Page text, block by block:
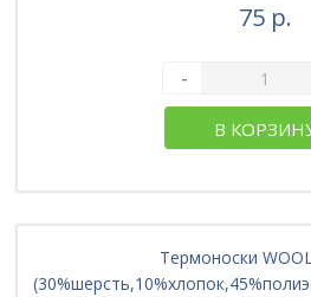
75 р.
-
В
Термоноски